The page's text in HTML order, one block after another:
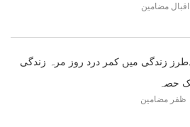
مضامین
زندگی میں کمر درد روز مرہ زندگی
حصہ
ظفر مضامین